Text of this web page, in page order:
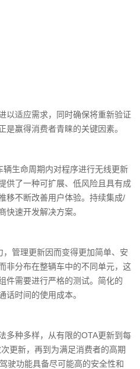
以适应需求，同时确保将重新验证
是赢得消费者青睐的关键因素。
生命周期内对程序进行无线更新
供了一种可扩展、低风险且具有成
移不断改善用户体验。持续集成/
快速开发解决方案。
管理更新因而变得更加简单、安
非分布在整辆车中的不同单元，这
件需要进行严格的测试。简化的
话时间的使用成本。
多种多样，从有限的OTA更新到每
更新，再到为满足消费者的高期
驶功能具备尽可能高的安全性和